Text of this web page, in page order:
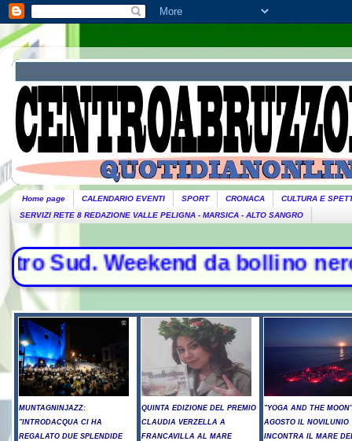
Home page CALENDARIO EVENTI SPORT CRONACA
CULTURA E
SERVIZI RETE 8 REDAZIONE VALLE PELIGNA - MARSICA - ALTO SANGRO
da bollino nero
MUNTAGNINJAZZ:
"INTRODACQUA CI HA
REGALATO DUE SPLENDIDE
QUINTA EDIZIONE DEL PREMIO
CLAUDIA VERZELLA A
FRANCAVILLA AL MARE
"YOGA AND THE
AGOSTO IL NOVILUNIO
INCONTRA IL MARE